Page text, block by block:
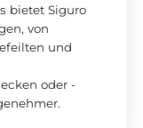
bietet Siguro
von
und
oder -